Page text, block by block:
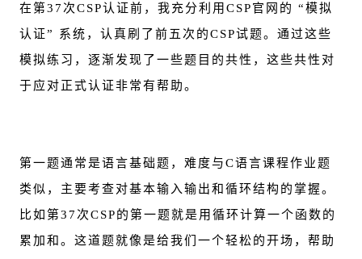
在第37次CSP认证前，我充分利用CSP官网的 “模拟
认证” 系统，认真刷了前五次的CSP试题。通过这些
模拟练习，逐渐发现了一些题目的共性，这些共性对
于应对正式认证非常有帮助。
第一题通常是语言基础题，难度与C语言课程作业题
类似，主要考查对基本输入输出和循环结构的掌握。
比如第37次CSP的第一题就是用循环计算一个函数的
累加和。这道题就像是给我们一个轻松的开场，帮助